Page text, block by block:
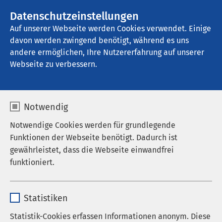
Datenschutzeinstellungen
Auf unserer Webseite werden Cookies verwendet. Einige
davon werden zwingend benötigt, während es uns
andere ermöglichen, Ihre Nutzererfahrung auf unserer
Webseite zu verbessern.
Notwendig
Notwendige Cookies werden für grundlegende
Funktionen der Webseite benötigt. Dadurch ist
gewährleistet, dass die Webseite einwandfrei
funktioniert.
Anbieter sgalinski
Statistiken
Statistik-Cookies erfassen Informationen anonym. Diese
AMEOS Klinikum Alfeld
Auf einen Blick
Gesundheit - Fitness - Lebensqualität
AMEOS Klinikum Alfeld ist bekannt für kompetente
Beratung und professionelle Anwendung von
Mit seinem großen Leistungsspektrum bietet es